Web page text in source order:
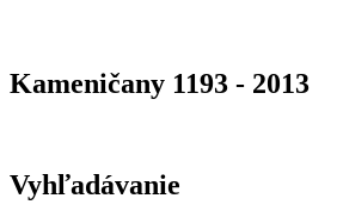
Kameničany 1193 - 2013
Vyhľadávanie